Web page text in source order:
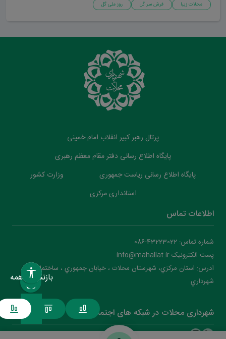
محلات زیبا
فرش سر گل روز ملی گل
پرتال رهبر کبیر انقلاب امام خمینی
پایگاه اطلاع رسانی دفتر مقام معظم رهبری
پایگاه اطلاع رسانی ریاست جمهوری
وزارت کشور
استانداری مرکزی
اطلاعات تماس
شماره تماس: 43223022-086
پست الکترونیک info@mahallat.ir
آدرس: استان مرکزي، شهرستان محلات ‌‌‌، خيابان جمهوري ، ساختمان
شهرداري
شهرداری محلات در شبکه های اجتماعی
بازنشانی همه